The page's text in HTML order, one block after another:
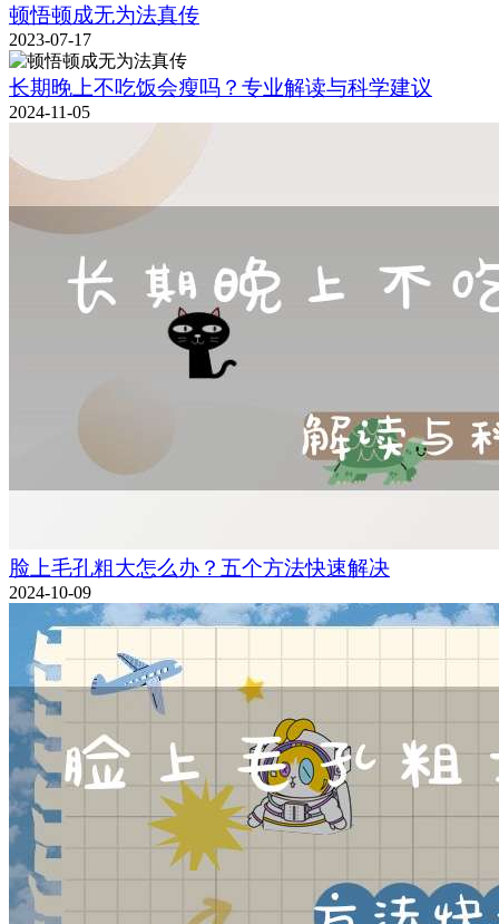
顿悟顿成无为法真传
2023-07-17
长期晚上不吃饭会瘦吗？专业解读与科学建议
2024-11-05
脸上毛孔粗大怎么办？五个方法快速解决
2024-10-09